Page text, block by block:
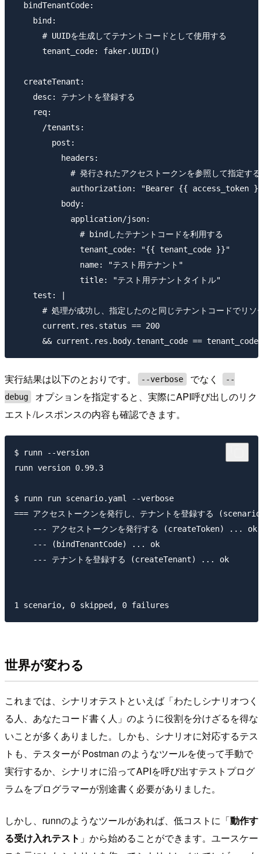
  bindTenantCode:
    bind:
      # UUIDを生成してテナントコードとして使用する
      tenant_code: faker.UUID()
  createTenant:
    desc: テナントを登録する
    req:
      /tenants:
        post:
          headers:
            # 発行されたアクセストークンを参照して指定する
authorization: "Bearer {{ access_token
          body:
            application/json:
              # bindしたテナントコードを利用する
              tenant_code: "{{ tenant_code }}"
              name: "テスト用テナント"
              title: "テスト用テナントタイトル"
    test: |
# 処理が成功し、指定したのと同じテナントコードでリソ
      current.res.status == 200
実行結果は以下のとおりです。 --verbose でなく
--
debug
オプションを指定すると、実際にAPI呼び出しのリク
エスト/レスポンスの内容も確認できます。
$ runn --version
runn version 0.99.3
$ runn run scenario.yaml --verbose
=== アクセストークンを発行し、テナントを登録する
    --- アクセストークンを発行する (createToken) ... ok
    --- (bindTenantCode) ... ok
    --- テナントを登録する (createTenant) ... ok
世界が変わる
これまでは、シナリオテストといえば「わたしシナリオつく
る人、あなたコード書く人」のように役割を分けざるを得な
いことが多くありました。しかも、シナリオに対応するテス
トも、テスターが Postman のようなツールを使って手動で
実行するか、シナリオに沿ってAPIを呼び出すテストプログ
ラムをプログラマーが別途書く必要がありました。
しかし、runnのようなツールがあれば、低コストに「動作す
る受け入れテスト 」から始めることができます。ユースケー